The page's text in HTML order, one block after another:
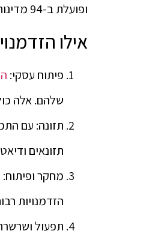
ופועלת ב-94 מדינות ברחבי העולם.
אילו
פיתוח עסקי:
שלהם. אלה
תזונה: עם
תזונאים
הזדמנויות
תפעול